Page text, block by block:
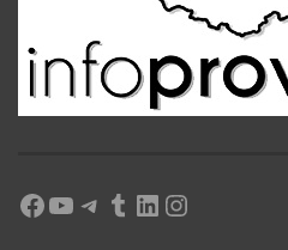
Facebook
YouTube
Telegram
Tumblr
LinkedIn
Instagram